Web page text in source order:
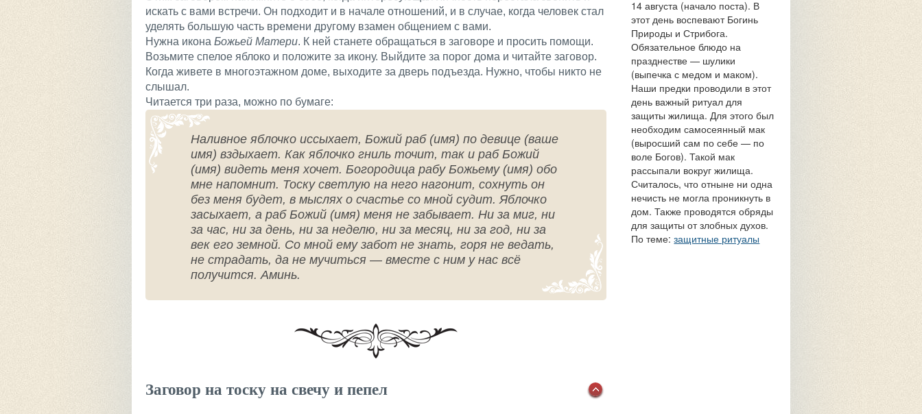
искать с вами встречи. Он подходит и в начале отношений, и в случае, когда человек стал
уделять большую часть времени другому взамен общением с вами.
Нужна икона Божьей Матери. К ней станете обращаться в заговоре и просить помощи.
Возьмите спелое яблоко и положите за икону. Выйдите за порог дома и читайте заговор.
Когда живете в многоэтажном доме, выходите за дверь подъезда. Нужно, чтобы никто не
слышал.
Читается три раза, можно по бумаге:
Наливное яблочко иссыхает, Божий раб (имя) по девице (ваше
имя) вздыхает. Как яблочко гниль точит, так и раб Божий
(имя) видеть меня хочет. Богородица рабу Божьему (имя) обо
мне напомнит. Тоску светлую на него нагонит, сохнуть он
без меня будет, в мыслях о счастье со мной судит. Яблочко
засыхает, а раб Божий (имя) меня не забывает. Ни за миг, ни
за час, ни за день, ни за неделю, ни за месяц, ни за год, ни за
век его земной. Со мной ему забот не знать, горя не ведать,
не страдать, да не мучиться — вместе с ним у нас всё
получится. Аминь.
Заговор на тоску на свечу и пепел
14 августа (начало поста). В
этот день воспевают Богинь
Природы и Стрибога.
Обязательное блюдо на
празднестве — шулики
(выпечка с медом и маком).
Наши предки проводили в этот
день важный ритуал для
защиты жилища. Для этого был
необходим самосеянный мак
(выросший сам по себе — по
воле Богов). Такой мак
рассыпали вокруг жилища.
Считалось, что отныне ни одна
нечисть не могла проникнуть в
дом. Также проводятся обряды
для защиты от злобных духов.
По теме:защитные ритуалы